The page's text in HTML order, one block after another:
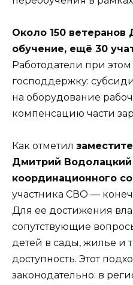
Около 150
обучение, ещё 30
Работодатели при
господдержку:
на оборудование
компенсацию части
Как отметил
Дмитрий Водолацкий
координационного
участника СВО —
Для ее достижения
сопутствующие
детей в сады, жилье и
доступность. Этот
законодательно: в